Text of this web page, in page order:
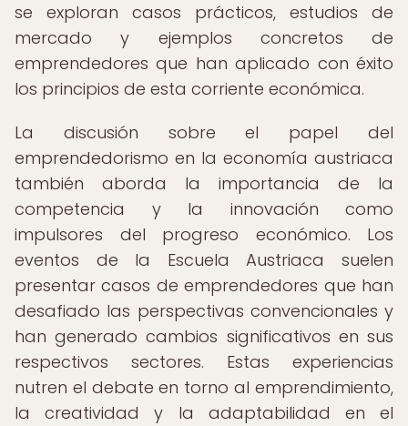
se exploran casos prácticos, estudios de
mercado y ejemplos concretos de
emprendedores que han aplicado con éxito
los principios de esta corriente económica.
La discusión sobre el papel del
emprendedorismo en la economía austriaca
también aborda la importancia de la
competencia y la innovación como
impulsores del progreso económico. Los
eventos de la Escuela Austriaca suelen
presentar casos de emprendedores que han
desafiado las perspectivas convencionales y
han generado cambios significativos en sus
respectivos sectores. Estas experiencias
nutren el debate en torno al emprendimiento,
la creatividad y la adaptabilidad en el